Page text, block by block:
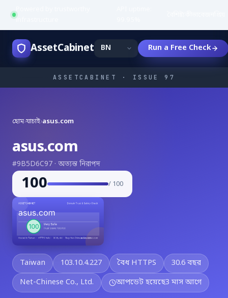
Powered by trustworthy
infrastructure
AssetCabinet Run a Free Check
ASSETCABINET · ISSUE 97
হোম›যাচাই›asus.com
asus.com
#9B5D6C97 · অত্যন্ত নিরাপদ
100 / 100
Taiwan 103.10.4.227 বৈধ HTTPS
30.6 বছর
Net-Chinese Co., Ltd.
আপডেট হয়েছে3 মাস আগে